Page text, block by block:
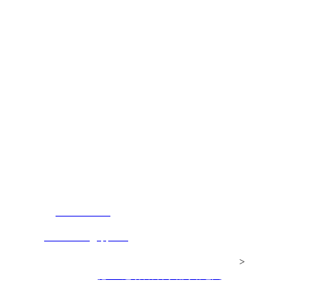
>网站建设：